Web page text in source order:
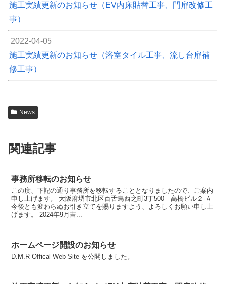
施工実績更新のお知らせ（EV内床貼替工事、門扉改修工
事）
2022-04-05
施工実績更新のお知らせ（浴室タイル工事、流し台扉補
修工事）
News
関連記事
事務所移転のお知らせ
この度、下記の通り事務所を移転することとなりましたので、ご案内
申し上げます。 大阪府堺市北区百舌鳥西之町3丁500 高橋ビル２-Ａ
今後とも変わらぬお引き立てを賜りますよう、よろしくお願い申し上
げます。 2024年9月吉...
ホームページ開設のお知らせ
D.M.R Offical Web Site を公開しました。